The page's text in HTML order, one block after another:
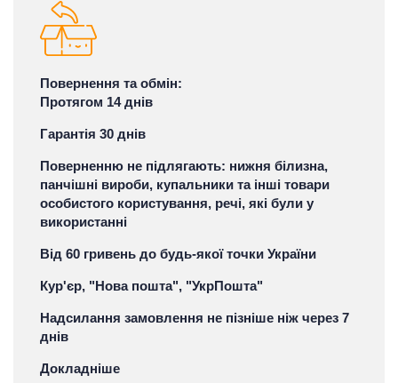
Повернення та обмін:
Протягом 14 днів
Гарантія 30 днів
Поверненню не підлягають: нижня білизна,
панчішні вироби, купальники та інші товари
особистого користування, речі, які були у
використанні
Від 60 гривень до будь-якої точки України
Кур'єр, "Нова пошта", "УкрПошта"
Надсилання замовлення не пізніше ніж через 7
днів
Докладніше